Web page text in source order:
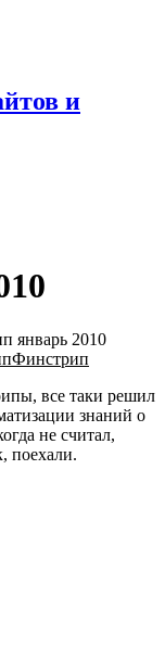
и
январь 2010
Финстрип
все таки решил
знаний о
не считал,
поехали.